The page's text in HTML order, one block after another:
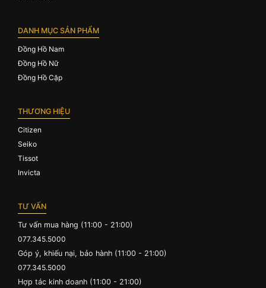
DANH MỤC SẢN PHẨM
Đồng Hồ Nam
Đồng Hồ Nữ
Đồng Hồ Cặp
THƯƠNG HIỆU
Citizen
Seiko
Tissot
Invicta
TƯ VẤN
Tư vấn mua hàng (11:00 - 21:00)
077.345.5000
Góp ý, khiếu nại, bảo hành (11:00 - 21:00)
077.345.5000
Hợp tác kinh doanh (11:00 - 21:00)